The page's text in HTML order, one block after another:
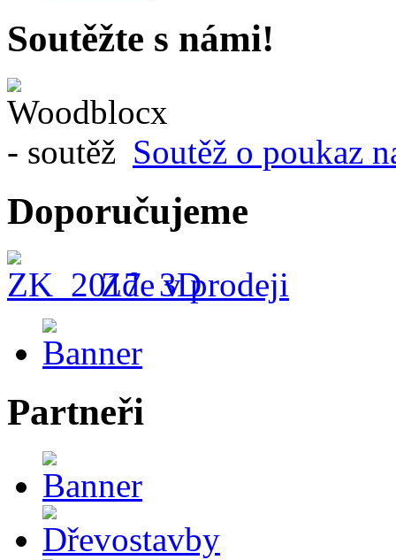
Soutěžte s námi!
Soutěž o poukaz
Doporučujeme
Zde v prodeji
Partneři